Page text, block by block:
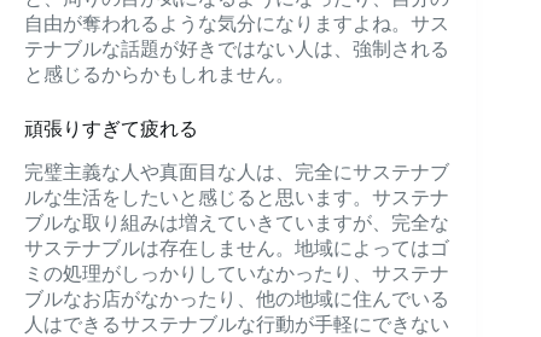
自由が奪われるような気分になりますよね。サス
テナブルな話題が好きではない人は、強制される
と感じるからかもしれません。
頑張りすぎて疲れる
完璧主義な人や真面目な人は、完全にサステナブ
ルな生活をしたいと感じると思います。サステナ
ブルな取り組みは増えていきていますが、完全な
サステナブルは存在しません。地域によってはゴ
ミの処理がしっかりしていなかったり、サステナ
ブルなお店がなかったり、他の地域に住んでいる
人はできるサステナブルな行動が手軽にできない